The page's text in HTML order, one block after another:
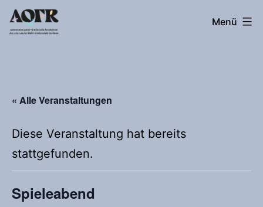
Zum
Inhalt
Autonomes
Menü
« Alle Veranstaltungen
Diese Veranstaltung hat bereits
stattgefunden.
Spieleabend